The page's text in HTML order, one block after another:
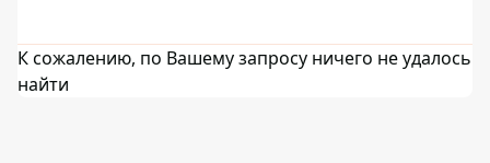
К сожалению, по Вашему запросу ничего не удалось
найти